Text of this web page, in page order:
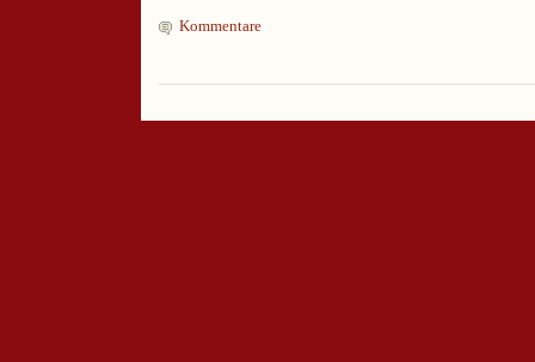
Kommentare